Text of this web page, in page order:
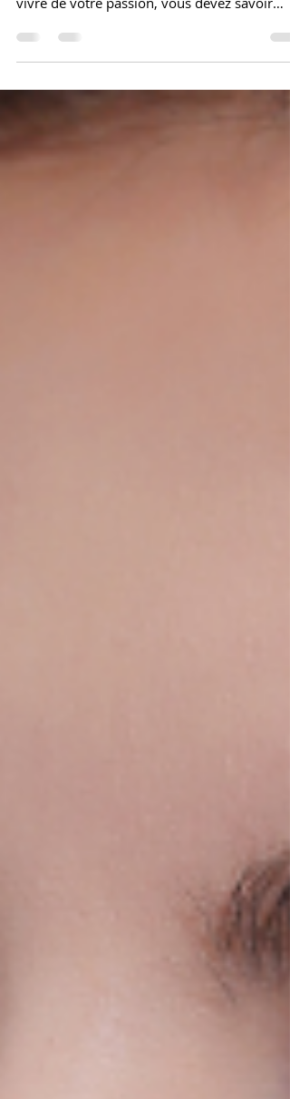
Bonjour les artistes, la musique est un art,
vivre de votre passion, vous devez savoir
comment